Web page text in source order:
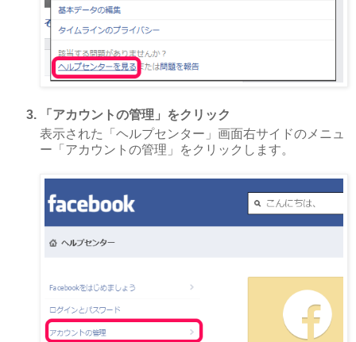
「アカウントの管理」をクリック
表示された「ヘルプセンター」画面右サイドのメニュ
ー「アカウントの管理」をクリックします。